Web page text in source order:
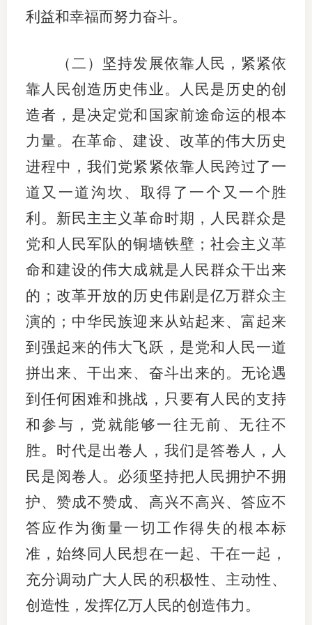
利益和幸福而努力奋斗。
（二）坚持发展依靠人民，紧紧依
靠人民创造历史伟业。人民是历史的创
造者，是决定党和国家前途命运的根本
力量。在革命、建设、改革的伟大历史
进程中，我们党紧紧依靠人民跨过了一
道又一道沟坎、取得了一个又一个胜
利。新民主主义革命时期，人民群众是
党和人民军队的铜墙铁壁；社会主义革
命和建设的伟大成就是人民群众干出来
的；改革开放的历史伟剧是亿万群众主
演的；中华民族迎来从站起来、富起来
到强起来的伟大飞跃，是党和人民一道
拼出来、干出来、奋斗出来的。无论遇
到任何困难和挑战，只要有人民的支持
和参与，党就能够一往无前、无往不
胜。时代是出卷人，我们是答卷人，人
民是阅卷人。必须坚持把人民拥护不拥
护、赞成不赞成、高兴不高兴、答应不
答应作为衡量一切工作得失的根本标
准，始终同人民想在一起、干在一起，
充分调动广大人民的积极性、主动性、
创造性，发挥亿万人民的创造伟力。